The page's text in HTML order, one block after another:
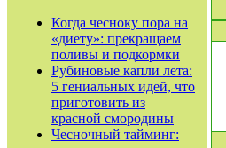
Когда чесноку пора на
«диету»: прекращаем
поливы и подкормки
Рубиновые капли лета:
5 гениальных идей, что
приготовить из
красной смородины
Чесночный тайминг: